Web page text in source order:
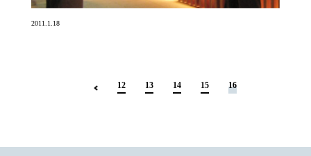
2011.1.18
12 13 14 15 16